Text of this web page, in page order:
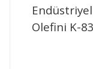
Olefini K-